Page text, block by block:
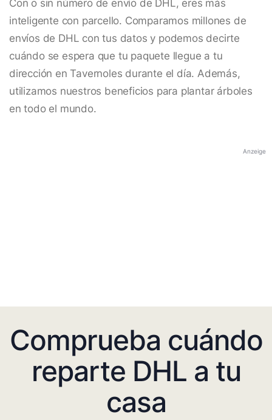
Con o sin número de envío de DHL, eres más
inteligente con parcello. Comparamos millones de
envíos de DHL con tus datos y podemos decirte
cuándo se espera que tu paquete llegue a tu
dirección en Tavernoles durante el día. Además,
utilizamos nuestros beneficios para plantar árboles
en todo el mundo.
Anzeige
Comprueba cuándo
reparte DHL a tu
casa